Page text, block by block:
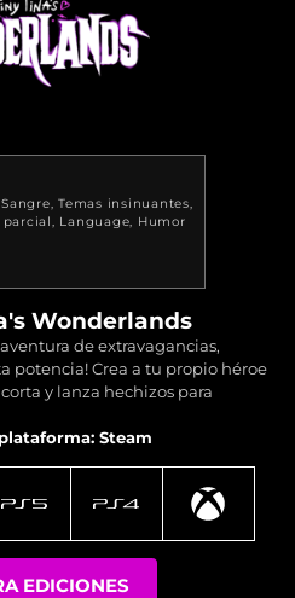
Sangre Temas insinuantes
parcial
Language Humor
Wonderlands
de extravagancias,
potencia! Crea a tu propio héroe
y lanza hechizos para
Steam
EDICIONES